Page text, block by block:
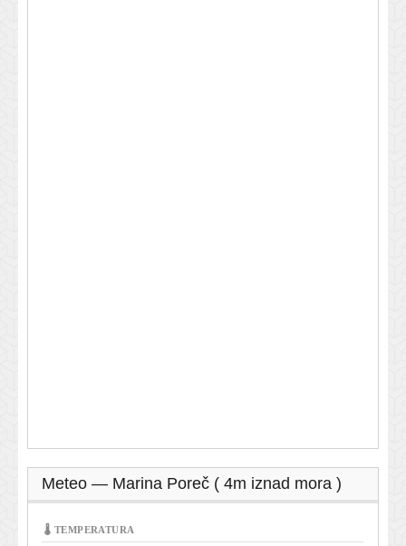
Meteo — Marina Poreč ( 4m iznad mora )
🌡 TEMPERATURA